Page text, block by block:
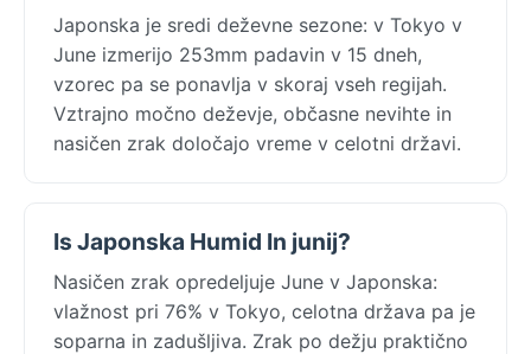
Japonska je sredi deževne sezone: v Tokyo v
June izmerijo 253mm padavin v 15 dneh,
vzorec pa se ponavlja v skoraj vseh regijah.
Vztrajno močno deževje, občasne nevihte in
nasičen zrak določajo vreme v celotni državi.
Is Japonska Humid In junij?
Nasičen zrak opredeljuje June v Japonska:
vlažnost pri 76% v Tokyo, celotna država pa je
soparna in zadušljiva. Zrak po dežju praktično